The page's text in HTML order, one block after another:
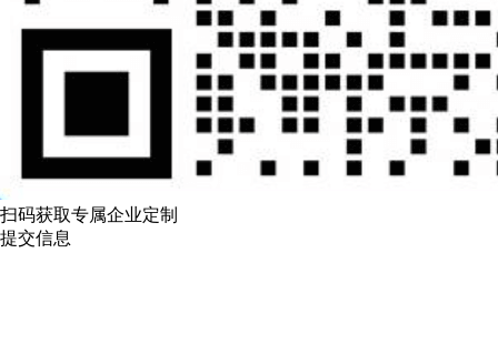
扫码获取专属企业定制
提交信息